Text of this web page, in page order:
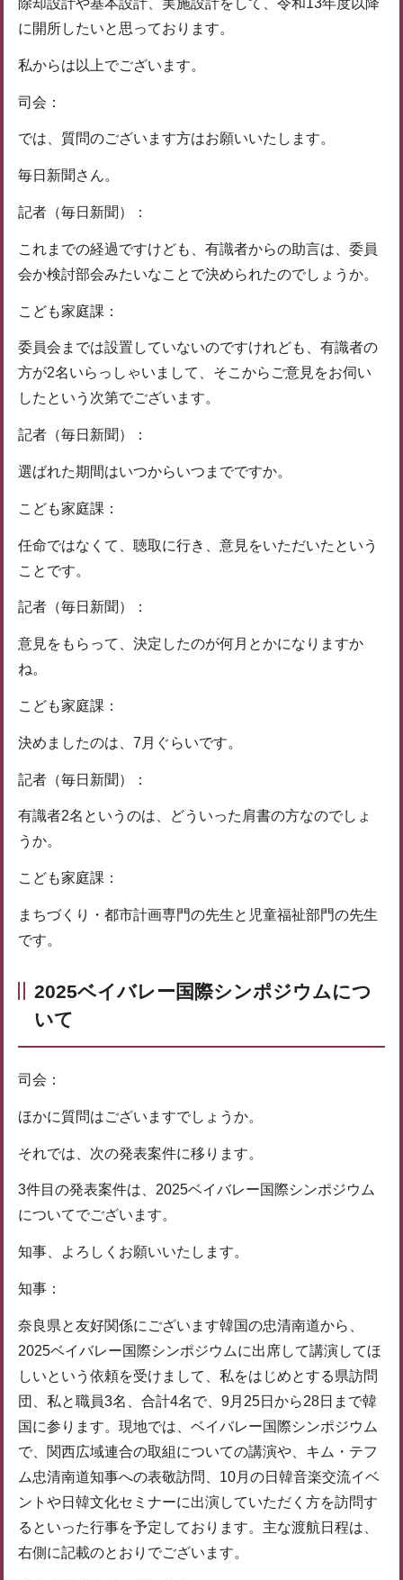
除却設計や基本設計、実施設計をして、令和13年度以降
に開所したいと思っております。
私からは以上でございます。
司会：
では、質問のございます方はお願いいたします。
毎日新聞さん。
記者（毎日新聞）：
これまでの経過ですけども、有識者からの助言は、委員
会か検討部会みたいなことで決められたのでしょうか。
こども家庭課：
委員会までは設置していないのですけれども、有識者の
方が2名いらっしゃいまして、そこからご意見をお伺い
したという次第でございます。
記者（毎日新聞）：
選ばれた期間はいつからいつまでですか。
こども家庭課：
任命ではなくて、聴取に行き、意見をいただいたという
ことです。
記者（毎日新聞）：
意見をもらって、決定したのが何月とかになりますか
ね。
こども家庭課：
決めましたのは、7月ぐらいです。
記者（毎日新聞）：
有識者2名というのは、どういった肩書の方なのでしょ
うか。
こども家庭課：
まちづくり・都市計画専門の先生と児童福祉部門の先生
です。
2025ベイバレー国際シンポジウムにつ
いて
司会：
ほかに質問はございますでしょうか。
それでは、次の発表案件に移ります。
3件目の発表案件は、2025ベイバレー国際シンポジウム
についてでございます。
知事、よろしくお願いいたします。
知事：
奈良県と友好関係にございます韓国の忠清南道から、
2025ベイバレー国際シンポジウムに出席して講演してほ
しいという依頼を受けまして、私をはじめとする県訪問
団、私と職員3名、合計4名で、9月25日から28日まで韓
国に参ります。現地では、ベイバレー国際シンポジウム
で、関西広域連合の取組についての講演や、キム・テフ
ム忠清南道知事への表敬訪問、10月の日韓音楽交流イベ
ントや日韓文化セミナーに出演していただく方を訪問す
るといった行事を予定しております。主な渡航日程は、
右側に記載のとおりでございます。